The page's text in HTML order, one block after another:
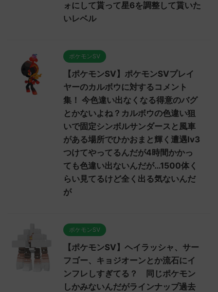
ォにして貰って星6を調整して貰いた
いレベル
ポケモンSV
【ポケモンSV】ポケモンSVプレイ
ヤーのカルボウに対するコメント
集！ 今色違い出なくなる得意のバグ
とかないよね？カルボウの色違い狙
いで固定シンボルサンダースと風車
がある場所でひかおまと輝く遭遇lv3
つけてやってるんだが4時間かかっ
ても色違い出ないんだが…1500体く
らい見てるけど全く出る気ないんだ
が
ポケモンSV
【ポケモンSV】ヘイラッシャ、サー
フゴー、キョジオーンとか流石にイ
ンフレしすぎてる？ 同じポケモン
しかみないんだがラインナップ過去